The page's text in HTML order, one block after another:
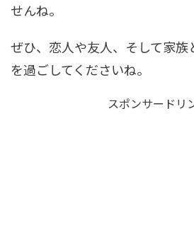
せんね。
ぜひ、恋人や友人、そして家族
を過ごしてくださいね。
スポンサードリ